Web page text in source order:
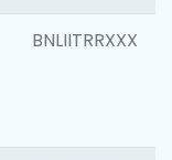
BNLIITRRXXX